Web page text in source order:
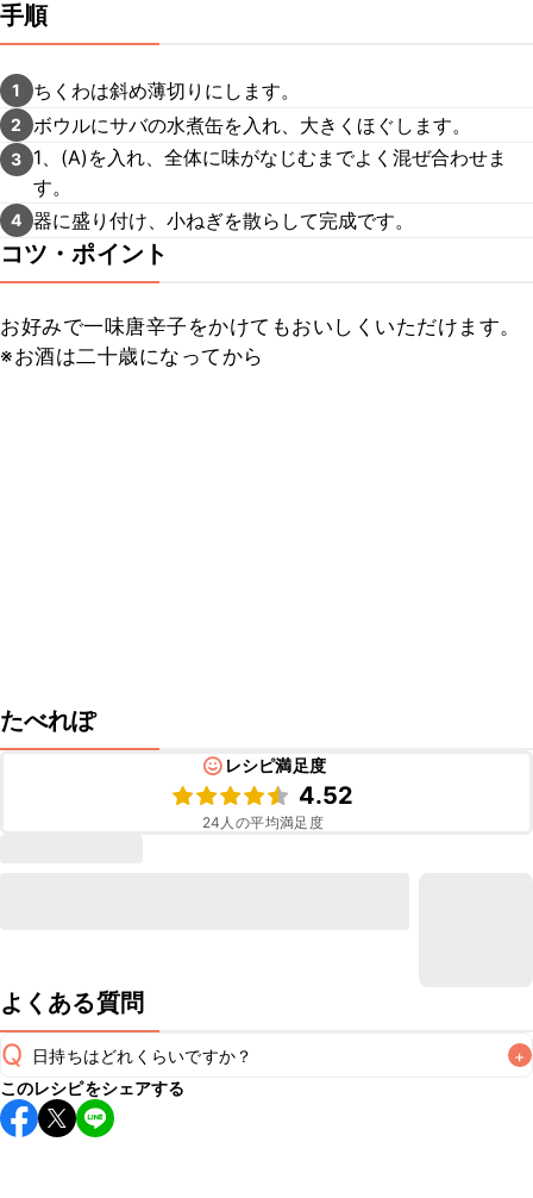
手順
1 ちくわは斜め薄切りにします。
2 ボウルにサバの水煮缶を入れ、大きくほぐします。
3
1、(A)を入れ、全体に味がなじむまでよく混ぜ合わせま
す。
4 器に盛り付け、小ねぎを散らして完成です。
コツ・ポイント
お好みで一味唐辛子をかけてもおいしくいただけます。
※お酒は二十歳になってから
たべれぽ
レシピ満足度
4.52
24 人の平均満足度
よくある質問
Q 日持ちはどれくらいですか？ +
保存期間は冷蔵で当日中が目安です。なるべくお早めにお召
し上がりください。
このレシピをシェアする